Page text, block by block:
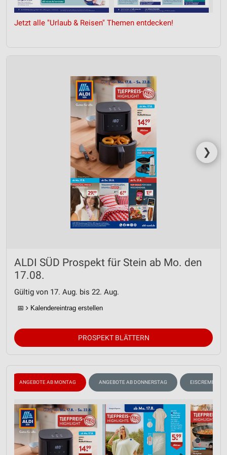
Jetzt alle "Urlaub & Reisen" Themen entdecken!
❯
ALDI SÜD Prospekt für Stein ab Mo. den
17.08.
Gültig von 17. Aug. bis 22. Aug.
📅 Kalendereintrag erstellen
PROSPEKT BLÄTTERN
ANGEBOTE AB MONTAG ANGEBOTE AB DONNERSTAG EISCREME